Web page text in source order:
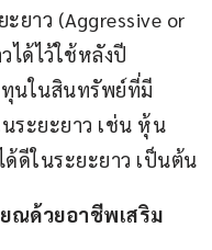
ยาว (Aggressive or
ได้ไว้ใช้หลังปี
ทุนในสินทรัพย์ที่มี
ระยะยาว เช่น หุ้น
ดีในระยะยาว เป็นต้น
ยณด้วยอาชีพเสริม